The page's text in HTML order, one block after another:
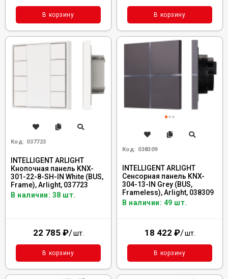
В корзину В корзину
Код: 037723
INTELLIGENT ARLIGHT
Кнопочная панель KNX-
301-22-8-SH-IN White (BUS,
Frame), Arlight, 037723
В наличии: 38 шт.
22 785 ₽/шт.
В корзину
Код: 038309
INTELLIGENT ARLIGHT
Сенсорная панель KNX-
304-13-IN Grey (BUS,
Frameless), Arlight, 038309
В наличии: 49 шт.
18 422 ₽/шт.
В корзину